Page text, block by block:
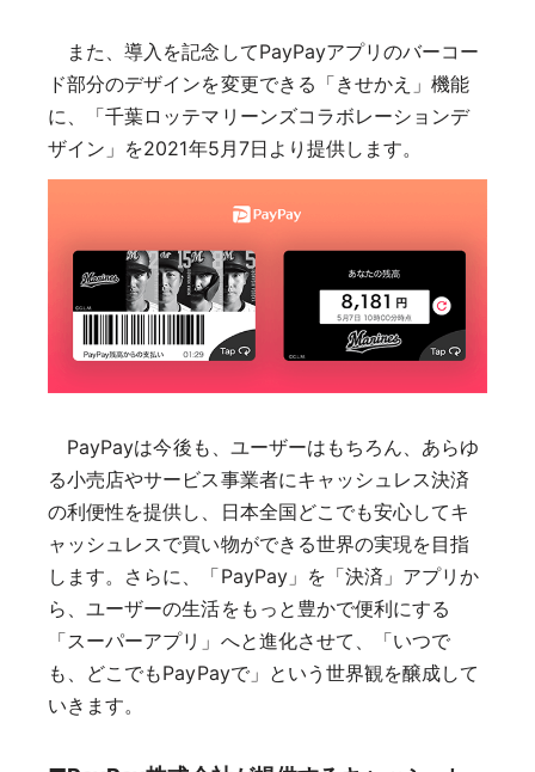
また、導入を記念してPayPayアプリのバーコー
ド部分のデザインを変更できる「きせかえ」機能
に、「千葉ロッテマリーンズコラボレーションデ
ザイン」を2021年5月7日より提供します。
PayPayは今後も、ユーザーはもちろん、あらゆ
る小売店やサービス事業者にキャッシュレス決済
の利便性を提供し、日本全国どこでも安心してキ
ャッシュレスで買い物ができる世界の実現を目指
します。さらに、「PayPay」を「決済」アプリか
ら、ユーザーの生活をもっと豊かで便利にする
「スーパーアプリ」へと進化させて、「いつで
も、どこでもPayPayで」という世界観を醸成して
いきます。